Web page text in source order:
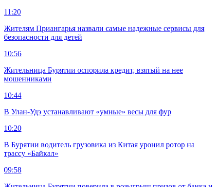
11:20
Жителям Приангарья назвали самые надежные сервисы для
безопасности для детей
10:56
Жительница Бурятии оспорила кредит, взятый на нее
мошенниками
10:44
В Улан-Удэ устанавливают «умные» весы для фур
10:20
В Бурятии водитель грузовика из Китая уронил ротор на
трассу «Байкал»
09:58